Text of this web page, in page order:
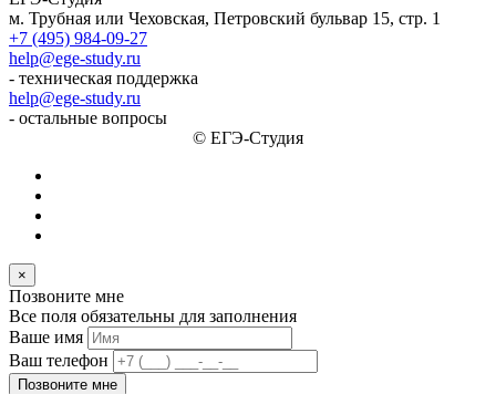
м. Трубная или Чеховская, Петровский бульвар 15, стр. 1
+7 (495) 984-09-27
help@ege-study.ru
- техническая поддержка
help@ege-study.ru
- остальные вопросы
© ЕГЭ-Студия
×
Позвоните мне
Все поля обязательны для заполнения
Ваше имя
Ваш телефон
Позвоните мне